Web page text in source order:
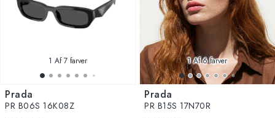
1 Af 7 farver
Prada
PR B06S 16K08Z
1Af 6 farver
Prada
PR B15S 17N70R